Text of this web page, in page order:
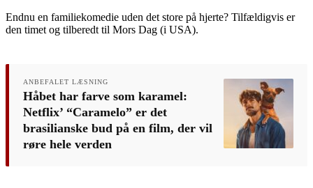
Endnu en familiekomedie uden det store på hjerte? Tilfældigvis er
den timet og tilberedt til Mors Dag (i USA).
ANBEFALET LÆSNING
Håbet har farve som karamel:
Netflix’ “Caramelo” er det
brasilianske bud på en film, der vil
røre hele verden